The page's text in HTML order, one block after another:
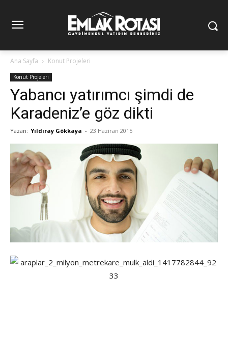
Ana Sayfa Konut Projeleri
Konut Projeleri
Yabancı yatırımcı şimdi de
Karadeniz’e göz dikti
Yazan: Yıldıray Gökkaya - 23 Haziran 2015